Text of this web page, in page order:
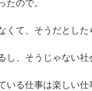
たので。
くて、そうだとし
し、そうじゃない
いる仕事は楽しい